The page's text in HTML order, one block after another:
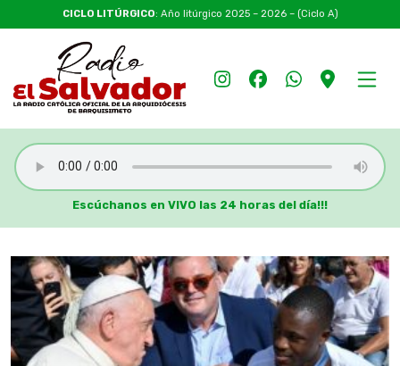
CICLO LITÚRGICO: Año litúrgico 2025 – 2026 – (Ciclo A)
Escúchanos en VIVO las 24 horas del día!!!